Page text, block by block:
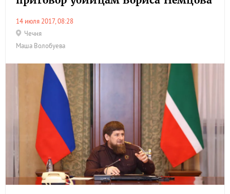
14 июля 2017, 08:28
Чечня
Маша Волобуева